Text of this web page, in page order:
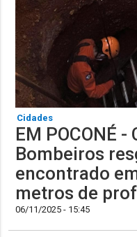
Cidades
EM POCONÉ -
Bombeiros
encontrado
metros de
06/11/2025 - 15:45